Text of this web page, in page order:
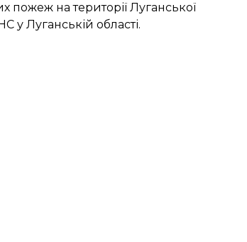
на території Луганської
у Луганській області.